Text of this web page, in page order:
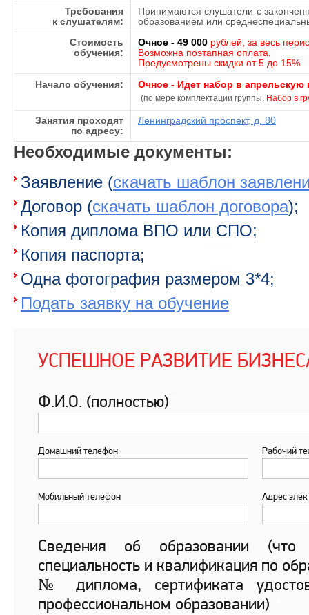
Требования
к слушателям:
Принимаются слушатели с
образованием или
Стоимость
обучения:
Очное - 49 000 рублей, за весь
Возможна поэтапная оплата.
Предусмотрены скидки от 5 до 15%
Начало обучения:
Очное - Идет набор в апрельскую
(по мере комплектации группы. Набор в
Занятия проходят
по адресу:
Ленинградский проспект, д. 80
Необходимые документы:
Заявление (скачать шаблон
Договор (скачать шаблон договора);
Копия диплома ВПО или СПО;
Копия паспорта;
Одна фотография размером 3*4;
Подать заявку на обучение
УСПЕШНОЕ РАЗВИТИЕ
Ф.И.О. (полностью)
Домашний телефон Рабочий
Мобильный телефон Адрес
Сведения об образовании
специальность и квалификация по
№ диплома, сертификата
профессиональном образовании)